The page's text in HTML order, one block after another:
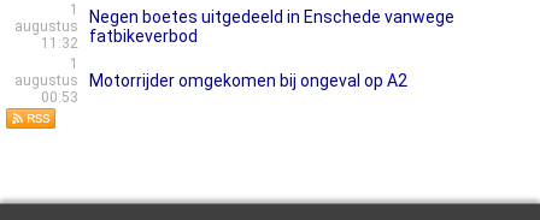
1
augustus
11:32
Negen boetes uitgedeeld in Enschede vanwege
fatbikeverbod
1
augustus
00:53
Motorrijder omgekomen bij ongeval op A2